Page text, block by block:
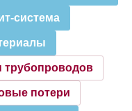
система
трубопроводов
потери